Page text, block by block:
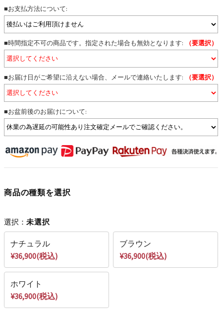
■お支払方法について:
■時間指定不可の商品です。指定された場合も無効となります: （要選択）
■お届け日がご希望に沿えない場合、メールで連絡いたします: （要選択）
■お盆前後のお届けについて:
商品の種類を選択
選択： 未選択
ナチュラル
¥36,900(税込)
ブラウン
¥36,900(税込)
ホワイト
¥36,900(税込)